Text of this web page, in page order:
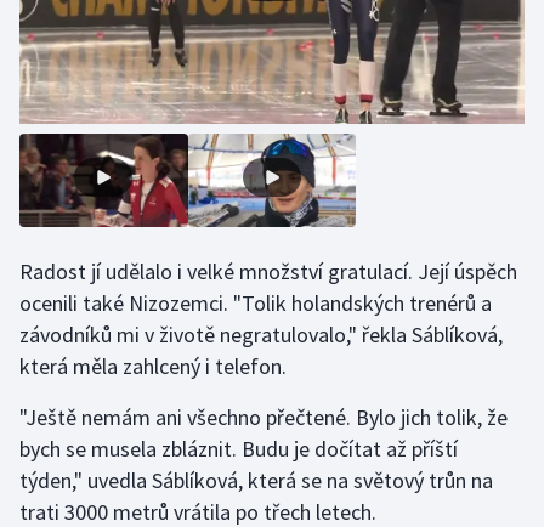
Rychlobruslení
Rychlostní kanoistika
Short track
Sportovní střelba
Triatlon
Veslování
Vodní slalom
Volejbal
Radost jí udělalo i velké množství gratulací. Její úspěch
ocenili také Nizozemci. "Tolik holandských trenérů a
závodníků mi v životě negratulovalo," řekla Sáblíková,
která měla zahlcený i telefon.
"Ještě nemám ani všechno přečtené. Bylo jich tolik, že
bych se musela zbláznit. Budu je dočítat až příští
týden," uvedla Sáblíková, která se na světový trůn na
trati 3000 metrů vrátila po třech letech.